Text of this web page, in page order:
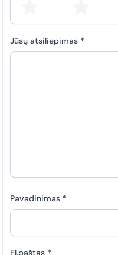
Jūsų atsiliepimas *
Pavadinimas *
El.paštas *